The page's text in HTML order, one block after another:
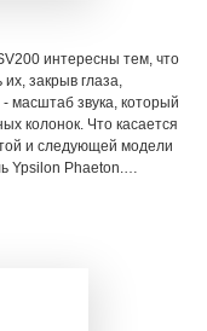
интересны тем, что
закрыв глаза,
масштаб звука, который
колонок. Что касается
и следующей модели
Ypsilon Phaeton.